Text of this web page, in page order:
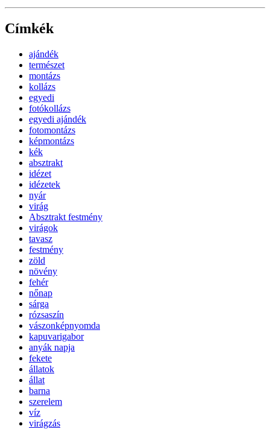
Címkék
ajándék
természet
montázs
kollázs
egyedi
fotókollázs
egyedi ajándék
fotomontázs
képmontázs
kék
absztrakt
idézet
idézetek
nyár
virág
Absztrakt festmény
virágok
tavasz
festmény
zöld
növény
fehér
nőnap
sárga
rózsaszín
vászonképnyomda
kapuvarigabor
anyák napja
fekete
állatok
állat
barna
szerelem
víz
virágzás